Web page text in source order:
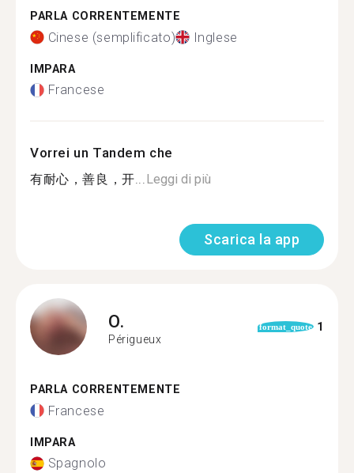
PARLA CORRENTEMENTE
Cinese (semplificato) Inglese
IMPARA
Francese
Vorrei un Tandem che
有耐心，善良，开...Leggi di più
Scarica la app
O.
Périgueux
format_quote 1
PARLA CORRENTEMENTE
Francese
IMPARA
Spagnolo